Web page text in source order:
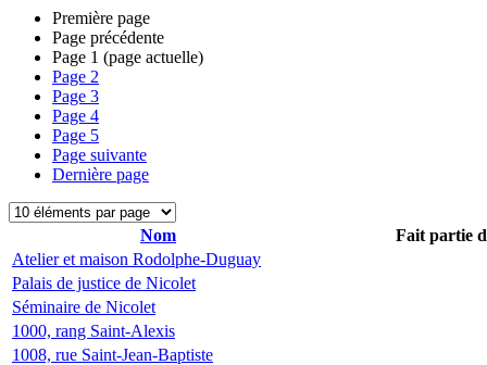
Première page
Page précédente
Page 1 (page actuelle)
Page 2
Page 3
Page 4
Page 5
Page suivante
Dernière page
Nom
Fait partie
Atelier et maison Rodolphe-Duguay
Palais de justice de Nicolet
Séminaire de Nicolet
1000, rang Saint-Alexis
1008, rue Saint-Jean-Baptiste